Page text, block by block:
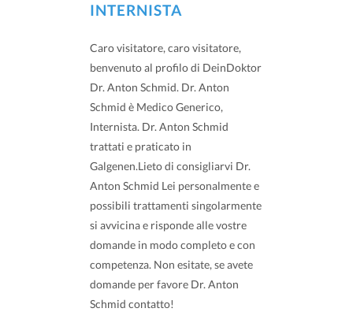
INTERNISTA
Caro visitatore, caro visitatore,
benvenuto al profilo di DeinDoktor
Dr. Anton Schmid. Dr. Anton
Schmid è Medico Generico,
Internista. Dr. Anton Schmid
trattati e praticato in
Galgenen.Lieto di consigliarvi Dr.
Anton Schmid Lei personalmente e
possibili trattamenti singolarmente
si avvicina e risponde alle vostre
domande in modo completo e con
competenza. Non esitate, se avete
domande per favore Dr. Anton
Schmid contatto!